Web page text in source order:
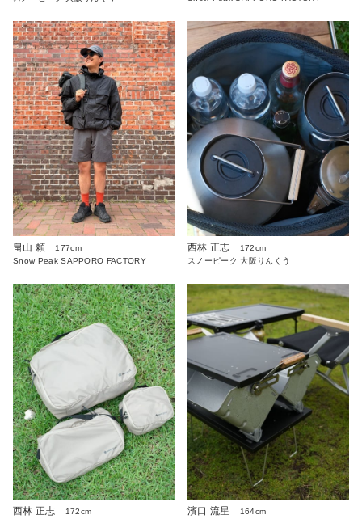
畠山 頼
177cm
Snow Peak SAPPORO FACTORY
西林 正志
172cm
スノーピーク 大阪りんくう
西林 正志
172cm
濱口 流星
164cm